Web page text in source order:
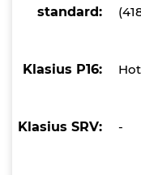
standard:
Klasius P16:
Klasius SRV: -